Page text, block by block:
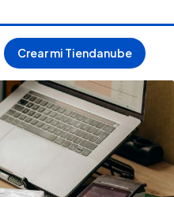
Crear mi Tiendanube